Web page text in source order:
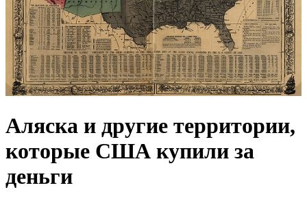
Аляска и другие территории,
которые США купили за
деньги